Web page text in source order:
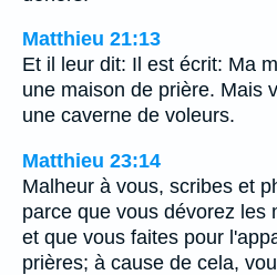
Matthieu 21:13
Et il leur dit: Il est écrit: Ma
une maison de prière. Mais
une caverne de voleurs.
Matthieu 23:14
Malheur à vous, scribes et
parce que vous dévorez les
et que vous faites pour
prières; à cause de cela,